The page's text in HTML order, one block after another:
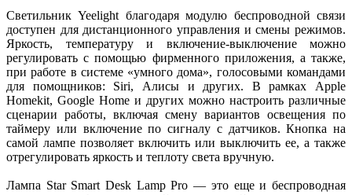
Светильник Yeelight благодаря модулю беспроводной связи
доступен для дистанционного управления и смены режимов.
Яркость, температуру и включение-выключение можно
регулировать с помощью фирменного приложения, а также,
при работе в системе «умного дома», голосовыми командами
для помощников: Siri, Алисы и других. В рамках Apple
Homekit, Google Home и других можно настроить различные
сценарии работы, включая смену вариантов освещения по
таймеру или включение по сигналу с датчиков. Кнопка на
самой лампе позволяет включить или выключить ее, а также
отрегулировать яркость и теплоту света вручную.
Лампа Star Smart Desk Lamp Pro — это еще и беспроводная